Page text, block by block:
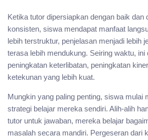
Ketika tutor dipersiapkan dengan baik dan
konsisten, siswa mendapat manfaat
lebih terstruktur, penjelasan menjadi lebih
terasa lebih mendukung. Seiring waktu,
peningkatan keterlibatan, peningkatan
ketekunan yang lebih kuat.
Mungkin yang paling penting, siswa mulai
strategi belajar mereka sendiri. Alih-alih
tutor untuk jawaban, mereka belajar
masalah secara mandiri. Pergeseran dari